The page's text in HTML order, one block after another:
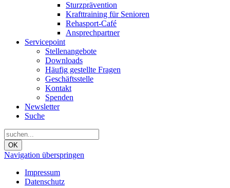
Sturzprävention
Krafttraining für Senioren
Rehasport-Café
Ansprechpartner
Servicepoint
Stellenangebote
Downloads
Häufig gestellte Fragen
Geschäftsstelle
Kontakt
Spenden
Newsletter
Suche
OK
Navigation überspringen
Impressum
Datenschutz